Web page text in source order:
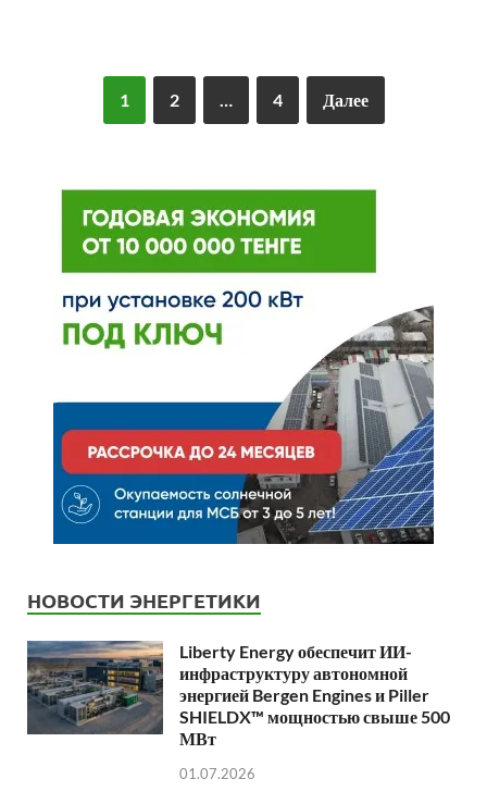
1 2 … 4 Далее
НОВОСТИ ЭНЕРГЕТИКИ
Liberty Energy обеспечит ИИ-
инфраструктуру автономной
энергией Bergen Engines и Piller
SHIELDX™ мощностью свыше 500
МВт
01.07.2026